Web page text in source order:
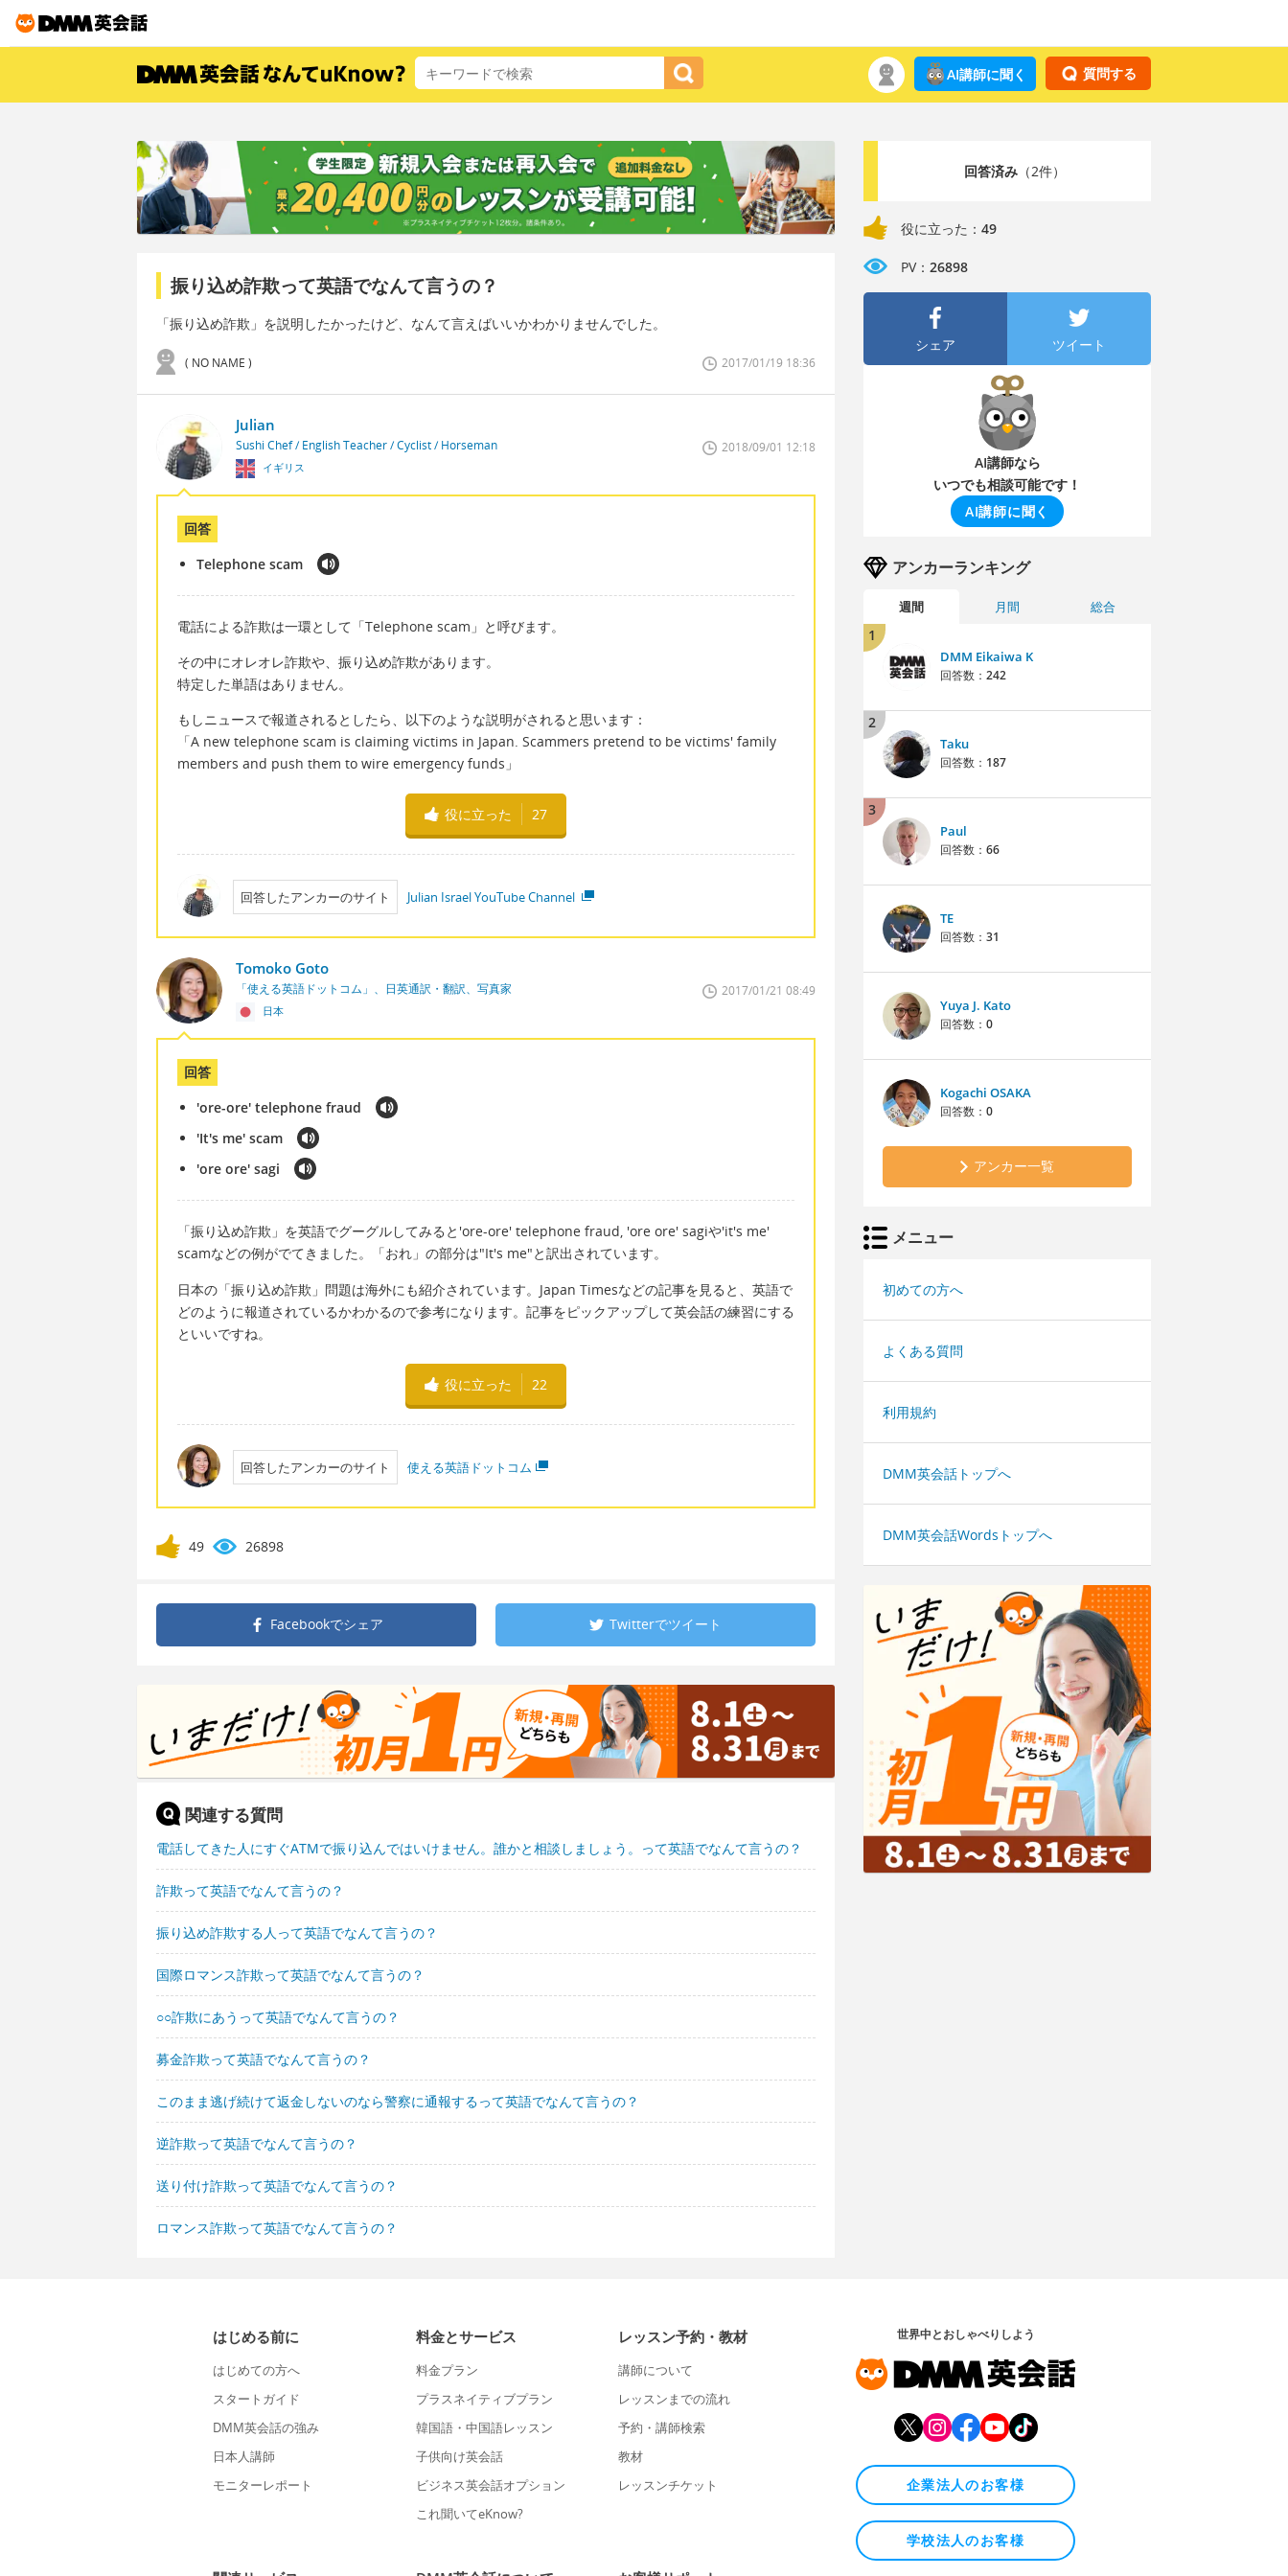
質問する
AI講師に聞く
振り込め詐欺って英語でなんて言うの？
「振り込め詐欺」を説明したかったけど、なんて言えばいいかわかりませんでした。
( NO NAME ) 2017/01/19 18:36
Julian
Sushi Chef / English Teacher / Cyclist / Horseman
イギリス
2018/09/01 12:18
回答
Telephone scam
電話による詐欺は一環として「Telephone scam」と呼びます。
その中にオレオレ詐欺や、振り込め詐欺があります。
特定した単語はありません。
もしニュースで報道されるとしたら、以下のような説明がされると思います：
「A new telephone scam is claiming victims in Japan. Scammers pretend to be victims' family
members and push them to wire emergency funds」
役に立った 27
回答したアンカーのサイト Julian Israel YouTube Channel
Tomoko Goto
「使える英語ドットコム」、日英通訳・翻訳、写真家
日本
2017/01/21 08:49
回答
'ore-ore' telephone fraud
'It's me' scam
'ore ore' sagi
「振り込め詐欺」を英語でグーグルしてみると'ore-ore' telephone fraud, 'ore ore' sagiや'it's me'
scamなどの例がでてきました。「おれ」の部分は"It's me"と訳出されています。
日本の「振り込め詐欺」問題は海外にも紹介されています。Japan Timesなどの記事を見ると、英語で
どのように報道されているかわかるので参考になります。記事をピックアップして英会話の練習にする
といいですね。
役に立った 22
回答したアンカーのサイト 使える英語ドットコム
49 26898
Facebookでシェア Twitterでツイート
関連する質問
電話してきた人にすぐATMで振り込んではいけません。誰かと相談しましょう。って英語でなんて言うの？
詐欺って英語でなんて言うの？
振り込め詐欺する人って英語でなんて言うの？
国際ロマンス詐欺って英語でなんて言うの？
○○詐欺にあうって英語でなんて言うの？
募金詐欺って英語でなんて言うの？
このまま逃げ続けて返金しないのなら警察に通報するって英語でなんて言うの？
逆詐欺って英語でなんて言うの？
送り付け詐欺って英語でなんて言うの？
ロマンス詐欺って英語でなんて言うの？
回答済み（2件）
役に立った： 49
PV： 26898
シェア ツイート
AI講師なら
いつでも相談可能です！
AI講師に聞く
アンカーランキング
週間 月間 総合
1
DMM Eikaiwa K
回答数： 242
2
Taku
回答数： 187
3
Paul
回答数： 66
TE
回答数： 31
Yuya J. Kato
回答数： 0
Kogachi OSAKA
回答数： 0
アンカー一覧
メニュー
初めての方へ
よくある質問
利用規約
DMM英会話トップへ
DMM英会話Wordsトップへ
はじめる前に
はじめての方へ
スタートガイド
DMM英会話の強み
日本人講師
モニターレポート
料金とサービス
料金プラン
プラスネイティブプラン
韓国語・中国語レッスン
子供向け英会話
ビジネス英会話オプション
これ聞いてeKnow?
レッスン予約・教材
講師について
レッスンまでの流れ
予約・講師検索
教材
レッスンチケット
世界中とおしゃべりしよう
企業法人のお客様
学校法人のお客様